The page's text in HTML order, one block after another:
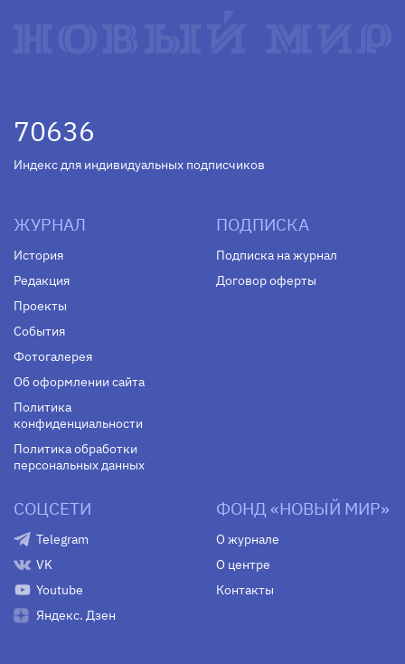
70636
Индекс для индивидуальных подписчиков
ЖУРНАЛ
История
Редакция
Проекты
События
Фотогалерея
Об оформлении сайта
Политика
конфиденциальности
Политика обработки
персональных данных
ПОДПИСКА
Подписка на журнал
Договор оферты
СОЦСЕТИ
Telegram
VK
Youtube
Яндекс. Дзен
ФОНД «НОВЫЙ МИР»
О журнале
О центре
Контакты